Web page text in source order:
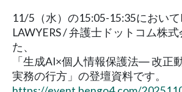
11/5（水）の15:05-15:35において
LAWYERS / 弁護士ドットコム株
た、
「生成AI×個人情報保護法― 改正
実務の行方」の登壇資料です。